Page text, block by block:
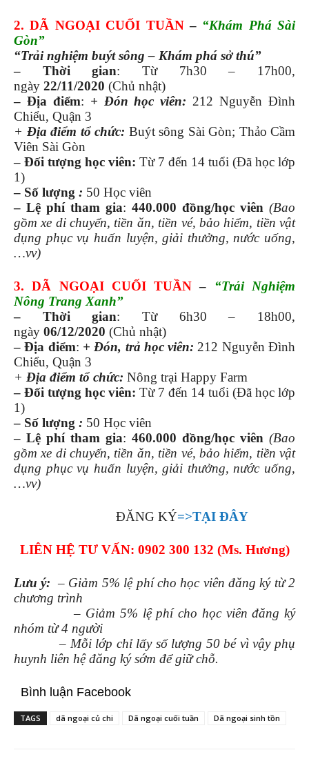
2. DÃ NGOẠI CUỐI TUẦN– “Khám Phá Sài
Gòn”
“Trải nghiệm buýt sông – Khám phá sở thú”
– Thời gian: Từ 7h30 – 17h00,
ngày 22/11/2020 (Chủ nhật)
– Địa điểm: + Đón học viên: 212 Nguyễn Đình
Chiểu, Quận 3
+ Địa điểm tổ chức: Buýt sông Sài Gòn; Thảo Cầm
Viên Sài Gòn
– Đối tượng học viên: Từ 7 đến 14 tuổi (Đã học lớp
1)
– Số lượng : 50 Học viên
– Lệ phí tham gia: 440.000 đồng/học viên (Bao
gồm xe di chuyển, tiền ăn, tiền vé, bảo hiểm, tiền vật
dụng phục vụ huấn luyện, giải thưởng, nước uống,
…vv)
3. DÃ NGOẠI CUỐI TUẦN – “Trải Nghiệm
Nông Trang Xanh”
– Thời gian: Từ 6h30 – 18h00,
ngày 06/12/2020 (Chủ nhật)
– Địa điểm: + Đón, trả học viên: 212 Nguyễn Đình
Chiểu, Quận 3
+ Địa điểm tổ chức: Nông trại Happy Farm
– Đối tượng học viên: Từ 7 đến 14 tuổi (Đã học lớp
1)
– Số lượng : 50 Học viên
– Lệ phí tham gia: 460.000 đồng/học viên (Bao
gồm xe di chuyển, tiền ăn, tiền vé, bảo hiểm, tiền vật
dụng phục vụ huấn luyện, giải thưởng, nước uống,
…vv)
ĐĂNG KÝ=>TẠI ĐÂY
LIÊN HỆ TƯ VẤN: 0902 300 132 (Ms. Hương)
Lưu ý:– Giảm 5% lệ phí cho học viên đăng ký từ 2
chương trình
– Giảm 5% lệ phí cho học viên đăng ký
nhóm từ 4 người
– Mỗi lớp chỉ lấy số lượng 50 bé vì vậy phụ
huynh liên hệ đăng ký sớm để giữ chỗ.
Bình luận Facebook
TAGS dã ngoại củ chi Dã ngoại cuối tuần Dã ngoại sinh tồn